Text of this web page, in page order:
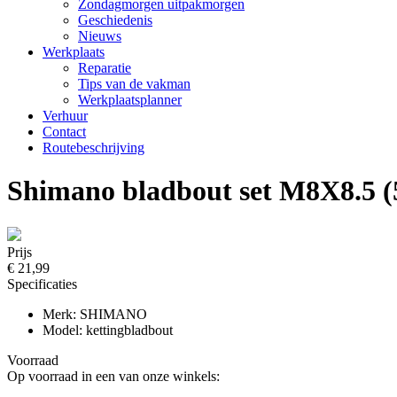
Zondagmorgen uitpakmorgen
Geschiedenis
Nieuws
Werkplaats
Reparatie
Tips van de vakman
Werkplaatsplanner
Verhuur
Contact
Routebeschrijving
Shimano bladbout set M8X8.5
Prijs
€ 21,99
Specificaties
Merk: SHIMANO
Model: kettingbladbout
Voorraad
Op voorraad in een van onze winkels: